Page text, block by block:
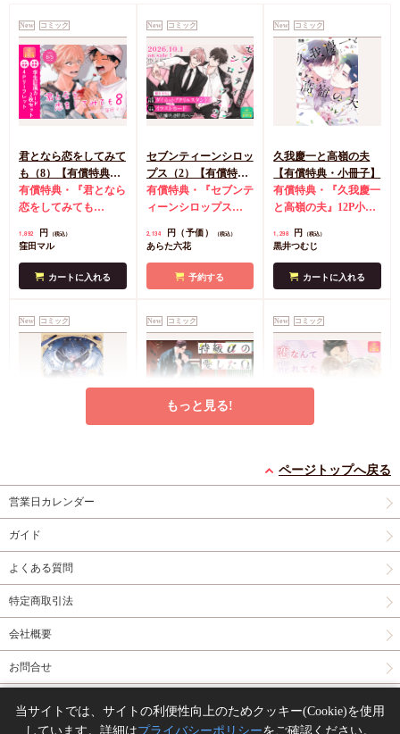
ジペーパー
特典イラストカード
中堕ち/てんつぶ
カートに入れる
New コミック
君となら恋をしてみて
も（8）【有償特典・
学生証風カード2枚セ
ット】
有償特典・『君となら
恋をしてみても
ド2枚セット
1,892 円 （税込）
窪田マル
カートに入れる
New コミック
セブンティーンシロッ
プス（2）【有償特
典・ダイカットアクリ
ルスタンド】
有償特典・『セブンテ
ィーンシロップス
クリルスタンド コミ
店舗共通特典ペー
パー
2,134 円（予価） （税込）
あらた六花
予約する
New コミック
久我慶一と高嶺の夫
【有償特典・小冊子】
有償特典・『久我慶一
と高嶺の夫』12P小冊
ーフレット
1,298 円 （税込）
黒井つむじ
カートに入れる
New コミック
冊子】
有償特典・『灯台守と
かもめの子（3）』
12P小冊子
吾妻香夜
カートに入れる
New コミック
フレット
New コミック
償特典・小冊子】
有償特典・『恋なんて
コミコミ特典4Pリー
New コミック New コミック New コミック
もっと見る!
ページトップへ戻る
営業日カレンダー
ガイド
よくある質問
特定商取引法
会社概要
お問合せ
当サイトでは、サイトの利便性向上のためクッキー(Cookie)を使用
しています。詳細はプライバシーポリシーをご確認ください。